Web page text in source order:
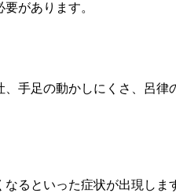
があります。
手足の動かしにくさ、呂
るといった症状が出現し